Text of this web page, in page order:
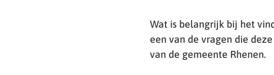
Wat is belangrijk bij het
een van de vragen die
van de gemeente Rhenen.